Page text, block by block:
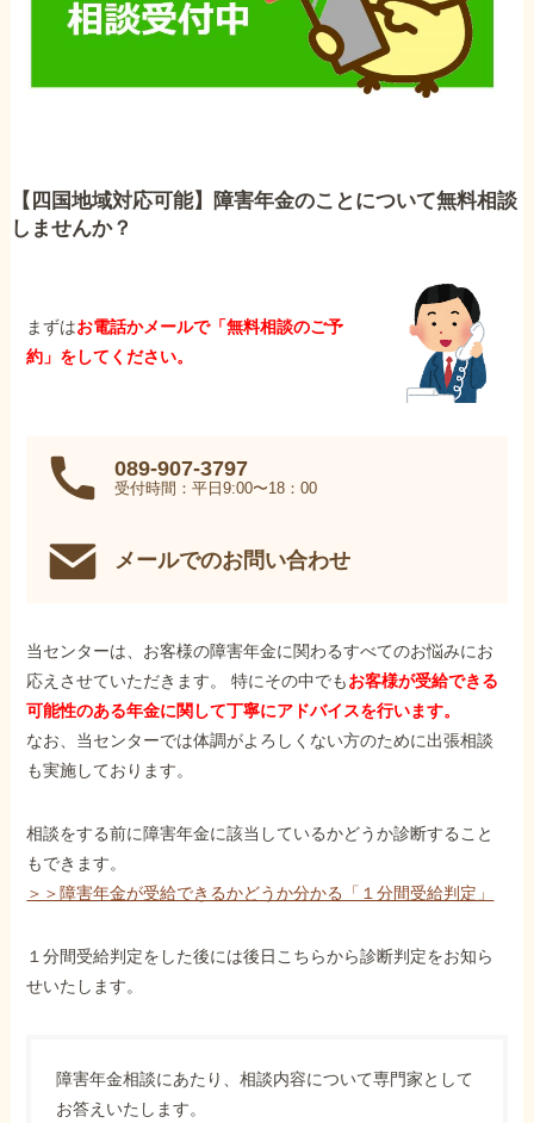
【四国地域対応可能】障害年金のことについて無料相談
しませんか？
まずはお電話かメールで「無料相談のご予
約」をしてください。
089-907-3797
受付時間：平日9:00〜18：00
メールでのお問い合わせ
当センターは、お客様の障害年金に関わるすべてのお悩みにお
応えさせていただきます。 特にその中でもお客様が受給できる
可能性のある年金に関して丁寧にアドバイスを行います。
なお、当センターでは体調がよろしくない方のために出張相談
も実施しております。
相談をする前に障害年金に該当しているかどうか診断すること
もできます。
＞＞障害年金が受給できるかどうか分かる「１分間受給判定」
１分間受給判定をした後には後日こちらから診断判定をお知ら
せいたします。
障害年金相談にあたり、相談内容について専門家として
お答えいたします。